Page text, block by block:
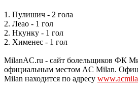
1. Пулишич - 2 гола
2. Леао - 1 гол
2. Нкунку - 1 гол
2. Хименес - 1 гол
MilanAC.ru - сайт болельщиков ФК
официальным местом AC Milan.
Milan находится по адресу